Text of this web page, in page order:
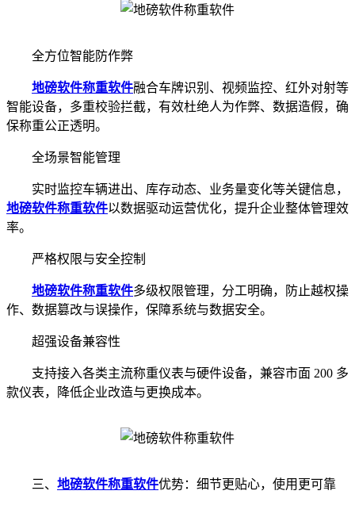
全方位智能防作弊
地磅软件称重软件融合车牌识别、视频监控、红外对射等
智能设备，多重校验拦截，有效杜绝人为作弊、数据造假，确
保称重公正透明。
全场景智能管理
实时监控车辆进出、库存动态、业务量变化等关键信息，
地磅软件称重软件以数据驱动运营优化，提升企业整体管理效
率。
严格权限与安全控制
地磅软件称重软件多级权限管理，分工明确，防止越权操
作、数据篡改与误操作，保障系统与数据安全。
超强设备兼容性
支持接入各类主流称重仪表与硬件设备，兼容市面 200 多
款仪表，降低企业改造与更换成本。
三、 地磅软件称重软件优势：细节更贴心，使用更可靠